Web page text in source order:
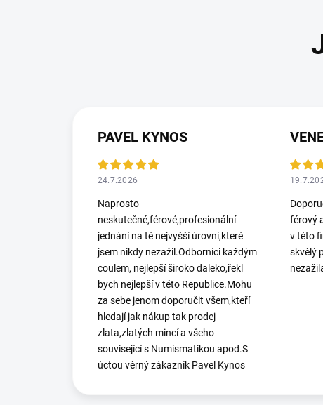
PAVEL KYNOS
24.7.2026
Naprosto
neskutečné,férové,profesionální
jednání na té nejvyšší úrovni,které
jsem nikdy nezažil.Odborníci každým
coulem, nejlepší široko daleko,řekl
bych nejlepší v této Republice.Mohu
za sebe jenom doporučit všem,kteří
hledají jak nákup tak prodej
zlata,zlatých mincí a všeho
související s Numismatikou apod.S
úctou věrný zákazník Pavel Kynos
férový
v této
skvělý